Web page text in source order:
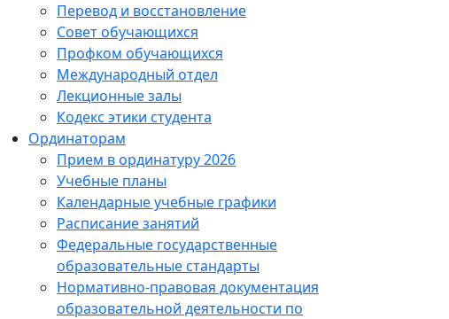
Перевод и восстановление
Совет обучающихся
Профком обучающихся
Международный отдел
Лекционные залы
Кодекс этики студента
Ординаторам
Прием в ординатуру 2026
Учебные планы
Календарные учебные графики
Расписание занятий
Федеральные государственные
образовательные стандарты
Нормативно-правовая документация
образовательной деятельности по